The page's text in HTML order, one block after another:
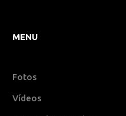
MENU
Fotos
Vídeos